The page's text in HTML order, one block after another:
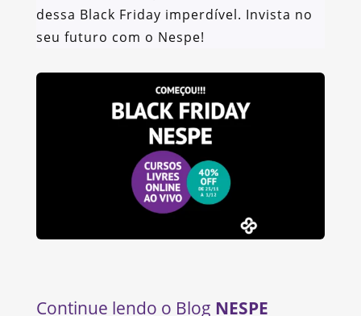
dessa Black Friday imperdível. Invista no
seu futuro com o Nespe!
Continue lendo o Blog NESPE